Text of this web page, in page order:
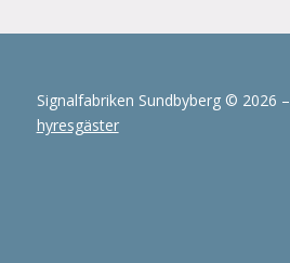
Signalfabriken Sundbyberg © 2026 –
hyresgäster